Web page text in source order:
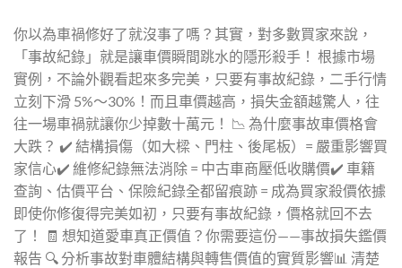
你以為車禍修好了就沒事了嗎？其實，對多數買家來說，
「事故紀錄」就是讓車價瞬間跳水的隱形殺手！ 根據市場
實例，不論外觀看起來多完美，只要有事故紀錄，二手行情
立刻下滑 5%～30%！而且車價越高，損失金額越驚人，往
往一場車禍就讓你少掉數十萬元！ 📉 為什麼事故車價格會
大跌？ ✔️ 結構損傷（如大樑、門柱、後尾板）= 嚴重影響買
家信心✔️ 維修紀錄無法消除 = 中古車商壓低收購價✔️ 車籍
查詢、估價平台、保險紀錄全都留痕跡 = 成為買家殺價依據
即使你修復得完美如初，只要有事故紀錄，價格就回不去
了！ 🧾 想知道愛車真正價值？你需要這份——事故損失鑑價
報告 🔍 分析事故對車體結構與轉售價值的實質影響📊 清楚